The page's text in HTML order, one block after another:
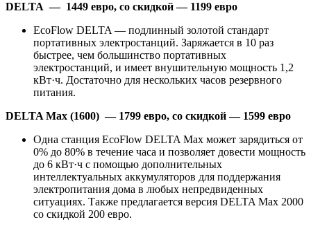
DELTA — 1449 евро, со скидкой — 1199 евро
EcoFlow DELTA — подлинный золотой стандарт
портативных электростанций. Заряжается в 10 раз
быстрее, чем большинство портативных
электростанций, и имеет внушительную мощность 1,2
кВт·ч. Достаточно для нескольких часов резервного
питания.
DELTA Max (1600) — 1799 евро, со скидкой — 1599 евро
Одна станция EcoFlow DELTA Max может зарядиться от
0% до 80% в течение часа и позволяет довести мощность
до 6 кВт·ч с помощью дополнительных
интеллектуальных аккумуляторов для поддержания
электропитания дома в любых непредвиденных
ситуациях. Также предлагается версия DELTA Max 2000
со скидкой 200 евро.